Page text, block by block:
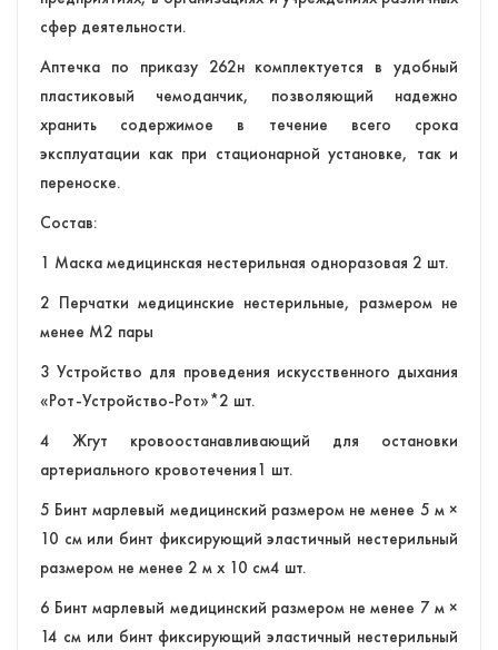
сфер деятельности.
Аптечка по приказу 262н комплектуется в удобный
пластиковый чемоданчик, позволяющий надежно
хранить содержимое в течение всего срока
эксплуатации как при стационарной установке, так и
переноске.
Состав:
1 Маска медицинская нестерильная одноразовая 2 шт.
2 Перчатки медицинские нестерильные, размером не
менее М2 пары
3 Устройство для проведения искусственного дыхания
«Рот-Устройство-Рот»*2 шт.
4 Жгут кровоостанавливающий для остановки
артериального кровотечения1 шт.
5 Бинт марлевый медицинский размером не менее 5 м ×
10 см или бинт фиксирующий эластичный нестерильный
размером не менее 2 м х 10 см4 шт.
6 Бинт марлевый медицинский размером не менее 7 м ×
14 см или бинт фиксирующий эластичный нестерильный